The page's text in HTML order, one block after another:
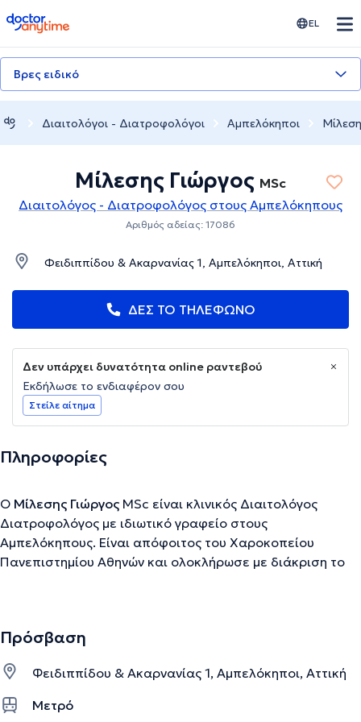
doctoranytime EL
Βρες ειδικό
Διαιτολόγοι - Διατροφολόγοι Αμπελόκηποι
Μίλεσης Γιώργος MSc
Διαιτολόγος - Διατροφολόγος στους Αμπελόκηπους
Αριθμός αδείας: 17086
Φειδιππίδου & Ακαρνανίας 1, Αμπελόκηποι, Αττική
ΔΕΣ ΤΟ ΤΗΛΕΦΩΝΟ
Δεν υπάρχει δυνατότητα online ραντεβού
Εκδήλωσε το ενδιαφέρον σου
Στείλε αίτημα
Πληροφορίες
Ο Μίλεσης Γιώργος MSc είναι κλινικός Διαιτολόγος
Διατροφολόγος με ιδιωτικό γραφείο στους
Αμπελόκηπους. Είναι απόφοιτος του Χαροκοπείου
Πανεπιστημίου Αθηνών και ολοκλήρωσε με διάκριση το
διαιτολόγων "Δια.. της Τροφής". Στο ιδιωτικό του γραφείο
πυλώνες: την ενσυναίσθηση και τη βιοχημεία του
εγκεφάλου και του σώματός μας. Θεωρώντας ότι η
μακροπρόθεσμη λύση πρέπει να έρθει από την πλευρά
Πρόσβαση
Φειδιππίδου & Ακαρνανίας 1, Αμπελόκηποι, Αττική
Μετρό